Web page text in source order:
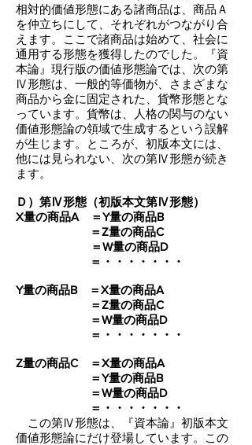
相対的価値形態にある諸商品は、商品Ａ
を仲立ちにして、それぞれがつながり合
えます。ここで諸商品は始めて、社会に
通用する形態を獲得したのでした。『資
本論』現行版の価値形態論では、次の第
Ⅳ形態は、一般的等価物が、さまざまな
商品から金に固定された、貨幣形態とな
っています。貨幣は、人格の関与のない
価値形態論の領域で生成するという誤解
が生じます。ところが、初版本文には、
他には見られない、次の第Ⅳ形態が続き
ます。
Ｄ）第Ⅳ形態（初版本文第Ⅳ形態）
X量の商品A ＝Y量の商品B
＝Z量の商品C
＝W量の商品D
＝・・・・・・・
Y量の商品B ＝X量の商品A
＝Z量の商品C
＝W量の商品D
＝・・・・・・・
Z量の商品C ＝X量の商品A
＝Y量の商品B
＝W量の商品D
＝・・・・・・・
この第Ⅳ形態は、『資本論』初版本文
価値形態論にだけ登場しています。この